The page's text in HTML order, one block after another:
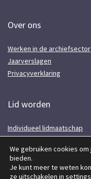
Over ons
Werken in de archiefsector
Jaarverslagen
Privacyverklaring
Lid worden
Individueel lidmaatschap
Lidmaatschap opzeggen
Aanmelden nieuwsbrief
We gebruiken cookies
bieden.
Je kunt meer te weten
ze uitschakelen in settings